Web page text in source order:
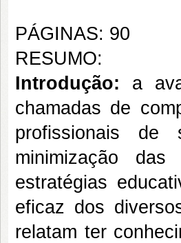
PÁGINAS: 90
RESUMO:
Introdução: a
chamadas de
profissionais de
minimização
estratégias
eficaz dos
relatam ter